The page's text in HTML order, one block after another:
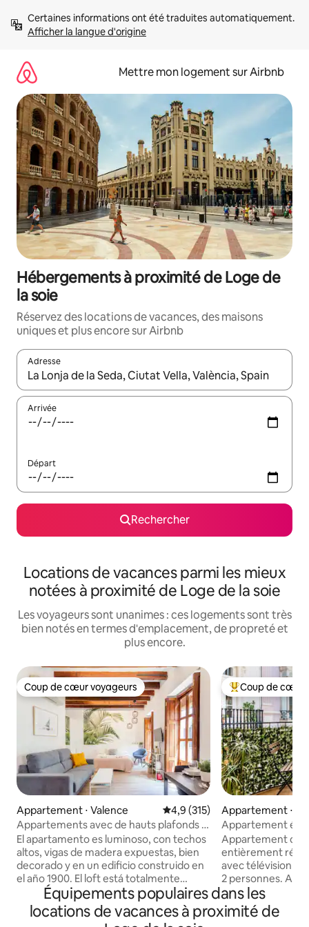
directement
Afficher la langue d'origine
Mettre mon logement sur Airbnb
Hébergements à proximité de Loge de
la soie
Réservez des locations de vacances, des maisons
uniques et plus encore sur Airbnb
Adresse
Lorsque les résultats s'affichent, utilisez les flèches vers le
Arrivée
Départ
Rechercher
Locations de vacances parmi les mieux
notées à proximité de Loge de la soie
Les voyageurs sont unanimes : ces logements sont très
bien notés en termes d'emplacement, de propreté et
plus encore.
Coup de cœur voyageurs
Coup de cœur voyageurs
Appartement ⋅ Valence Évaluation moyenne sur la
4,9 (315)
Appartements avec de hauts plafonds à
côté du marché Cent...
El apartamento es luminoso, con techos
altos, vigas de madera expuestas, bien
decorado y en un edificio construido en
el año 1900. El loft está totalmente
equipado con todo lo que vas a necesitar
para que tu estancia sea cómoda y
agradable. Cuenta con una conexión a
Coups de cœur
Coup de cœur
Appartement ⋅
Appartement
cœur de Valence
Appartement
entièrement
avec télévision et
2 personnes.
séjour. Cuisine
avec tous les
L'appartement
Équipements populaires dans les
locations de vacances à proximité de